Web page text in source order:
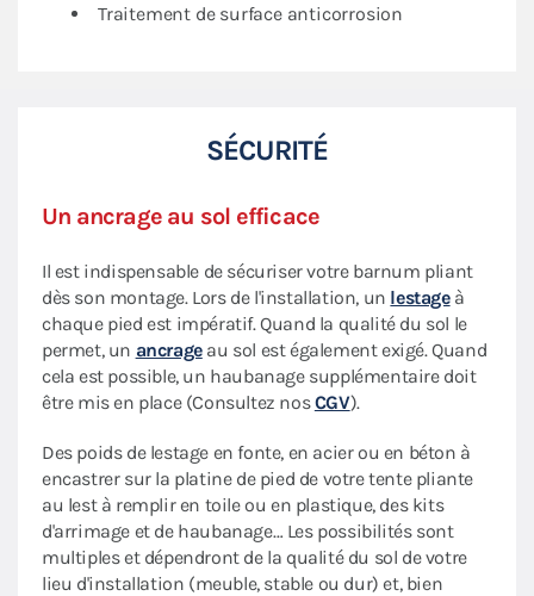
Traitement de surface anticorrosion
SÉCURITÉ
Un ancrage au sol efficace
Il est indispensable de sécuriser votre barnum pliant
dès son montage. Lors de l'installation, un lestageà
chaque pied est impératif. Quand la qualité du sol le
permet, un ancrageau sol est également exigé. Quand
cela est possible, un haubanage supplémentaire doit
être mis en place (Consultez nosCGV).
Des poids de lestage en fonte, en acier ou en béton à
encastrer sur la platine de pied de votre tente pliante
au lest à remplir en toile ou en plastique, des kits
d'arrimage et de haubanage… Les possibilités sont
multiples et dépendront de la qualité du sol de votre
lieu d'installation (meuble, stable ou dur) et, bien